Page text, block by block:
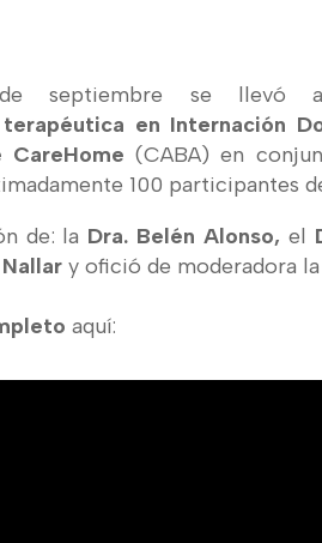
septiembre se llevó
terapéutica en Internación
CareHome(CABA) en
100 participantes
de: la Dra. Belén Alonso, el
y ofició de moderadora
aquí: